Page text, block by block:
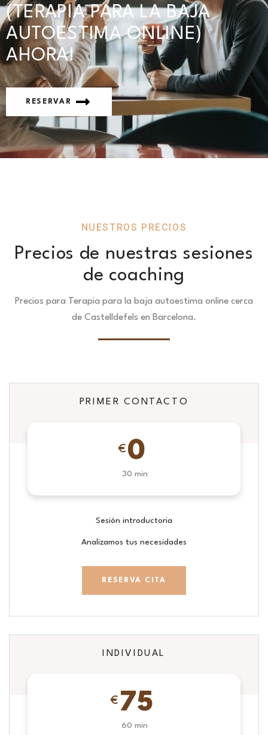
(TERAPIA PARA LA BAJA
AUTOESTIMA ONLINE)
AHORA!
RESERVAR
NUESTROS PRECIOS
Precios de nuestras sesiones
de coaching
Precios para Terapia para la baja autoestima online cerca
de Castelldefels en Barcelona.
PRIMER CONTACTO
€ 0
30 min
Sesión introductoria
Analizamos tus necesidades
RESERVA CITA
INDIVIDUAL
€ 75
60 min